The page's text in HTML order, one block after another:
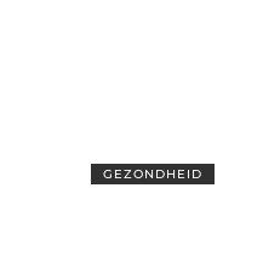
GEZONDHEID